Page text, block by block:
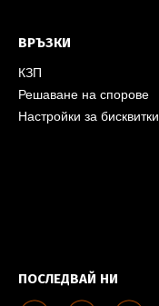
ВРЪЗКИ
КЗП
Решаване на спорове
Настройки за бисквитки
ПОСЛЕДВАЙ НИ